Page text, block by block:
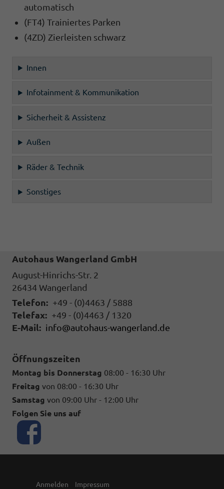
automatisch
(FT4) Trainiertes Parken
(4ZD) Zierleisten schwarz
Innen
Infotainment & Kommunikation
Sicherheit & Assistenz
Außen
Räder & Technik
Sonstiges
Autohaus Wangerland GmbH
August-Hinrichs-Str. 2
26434 Wangerland
Telefon: +49 - (0)4463 / 5888
Telefax: +49 - (0)4463 / 1320
E-Mail: info@autohaus-wangerland.de
Öffnungszeiten
Montag bis Donnerstag 08:00 - 16:30 Uhr
Freitag von 08:00 - 16:30 Uhr
Samstag von 09:00 Uhr - 12:00 Uhr
Folgen Sie uns auf
Anmelden Impressum